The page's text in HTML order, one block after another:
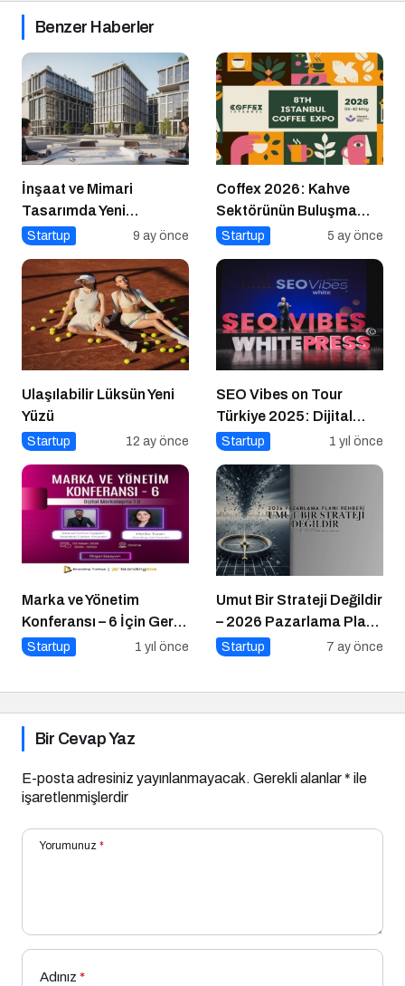
Benzer Haberler
İnşaat ve Mimari
Tasarımda Yeni
Standartlar Belirliyor
Startup 9 ay önce
Coffex 2026: Kahve
Sektörünün Buluşma
Noktası
Startup 5 ay önce
Ulaşılabilir Lüksün Yeni
Yüzü
Startup 12 ay önce
SEO Vibes on Tour
Türkiye 2025: Dijital
Dünyanın Nabzını Tutan
Startup 1 yıl önce
Marka ve Yönetim
Konferansı – 6 İçin Geri
Sayım!
Startup 1 yıl önce
Umut Bir Strateji Değildir
– 2026 Pazarlama Planı
Rehberi
Startup 7 ay önce
Bir Cevap Yaz
E-posta adresiniz yayınlanmayacak. Gerekli alanlar* ile
işaretlenmişlerdir
Yorumunuz *
Adınız *